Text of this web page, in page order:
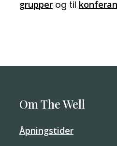
grupper og til
Om The Well
Åpningstider